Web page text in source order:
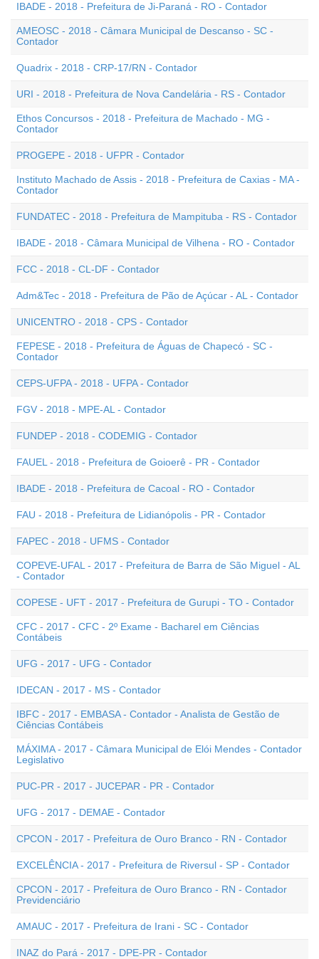
IBADE - 2018 - Prefeitura de Ji-Paraná - RO - Contador
AMEOSC - 2018 - Câmara Municipal de Descanso - SC -
Contador
Quadrix - 2018 - CRP-17/RN - Contador
URI - 2018 - Prefeitura de Nova Candelária - RS - Contador
Ethos Concursos - 2018 - Prefeitura de Machado - MG -
Contador
PROGEPE - 2018 - UFPR - Contador
Instituto Machado de Assis - 2018 - Prefeitura de Caxias - MA -
Contador
FUNDATEC - 2018 - Prefeitura de Mampituba - RS - Contador
IBADE - 2018 - Câmara Municipal de Vilhena - RO - Contador
FCC - 2018 - CL-DF - Contador
Adm&Tec - 2018 - Prefeitura de Pão de Açúcar - AL - Contador
UNICENTRO - 2018 - CPS - Contador
FEPESE - 2018 - Prefeitura de Águas de Chapecó - SC -
Contador
CEPS-UFPA - 2018 - UFPA - Contador
FGV - 2018 - MPE-AL - Contador
FUNDEP - 2018 - CODEMIG - Contador
FAUEL - 2018 - Prefeitura de Goioerê - PR - Contador
IBADE - 2018 - Prefeitura de Cacoal - RO - Contador
FAU - 2018 - Prefeitura de Lidianópolis - PR - Contador
FAPEC - 2018 - UFMS - Contador
COPEVE-UFAL - 2017 - Prefeitura de Barra de São Miguel - AL
- Contador
COPESE - UFT - 2017 - Prefeitura de Gurupi - TO - Contador
CFC - 2017 - CFC - 2º Exame - Bacharel em Ciências
Contábeis
UFG - 2017 - UFG - Contador
IDECAN - 2017 - MS - Contador
IBFC - 2017 - EMBASA - Contador - Analista de Gestão de
Ciências Contábeis
MÁXIMA - 2017 - Câmara Municipal de Elói Mendes - Contador
Legislativo
PUC-PR - 2017 - JUCEPAR - PR - Contador
UFG - 2017 - DEMAE - Contador
CPCON - 2017 - Prefeitura de Ouro Branco - RN - Contador
EXCELÊNCIA - 2017 - Prefeitura de Riversul - SP - Contador
CPCON - 2017 - Prefeitura de Ouro Branco - RN - Contador
Previdenciário
AMAUC - 2017 - Prefeitura de Irani - SC - Contador
INAZ do Pará - 2017 - DPE-PR - Contador